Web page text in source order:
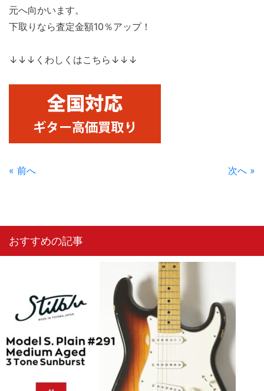
元へ向かいます。
下取りなら査定金額10％アップ！
↓↓↓くわしくはこちら↓↓↓
« 前へ 次へ »
おすすめの記事